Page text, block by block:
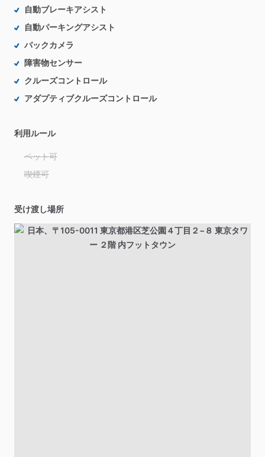
自動ブレーキアシスト
自動パーキングアシスト
バックカメラ
障害物センサー
クルーズコントロール
アダプティブクルーズコントロール
利用ルール
ペット可
喫煙可
受け渡し場所